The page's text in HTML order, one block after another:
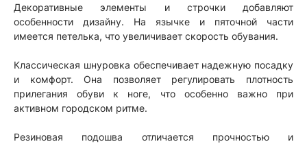
Декоративные элементы и строчки добавляют
особенности дизайну. На язычке и пяточной части
имеется петелька, что увеличивает скорость обувания.
Классическая шнуровка обеспечивает надежную посадку
и комфорт. Она позволяет регулировать плотность
прилегания обуви к ноге, что особенно важно при
активном городском ритме.
Резиновая подошва отличается прочностью и